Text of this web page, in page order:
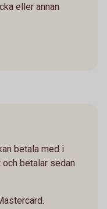
eller annan
betala med i
betalar sedan